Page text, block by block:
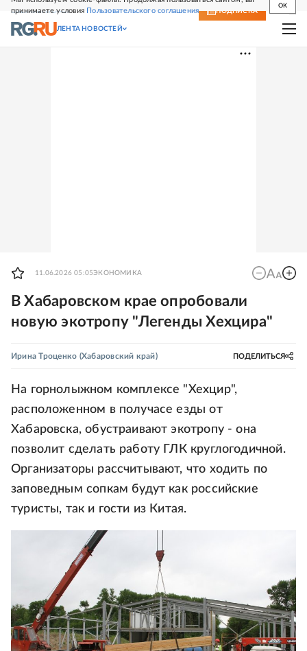
принимаете условия Пользовательского соглашения
OK
СВЕЖИЙ НОМЕР ПОДПИСКА
ЛЕНТА НОВОСТЕЙ
11.06.2026 05:05ЭКОНОМИКА
В Хабаровском крае опробовали
новую экотропу "Легенды Хехцира"
Ирина Троценко (Хабаровский край) ПОДЕЛИТЬСЯ
На горнолыжном комплексе "Хехцир",
расположенном в получасе езды от
Хабаровска, обустраивают экотропу - она
позволит сделать работу ГЛК круглогодичной.
Организаторы рассчитывают, что ходить по
заповедным сопкам будут как российские
туристы, так и гости из Китая.